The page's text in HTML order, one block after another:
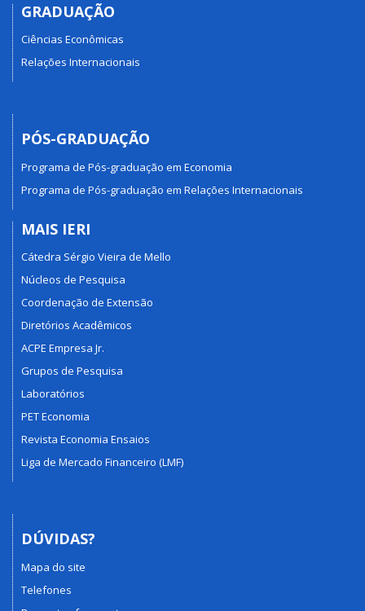
GRADUAÇÃO
Ciências Econômicas
Relações Internacionais
PÓS-GRADUAÇÃO
Programa de Pós-graduação em Economia
Programa de Pós-graduação em Relações Internacionais
MAIS IERI
Cátedra Sérgio Vieira de Mello
Núcleos de Pesquisa
Coordenação de Extensão
Diretórios Acadêmicos
ACPE Empresa Jr.
Grupos de Pesquisa
Laboratórios
PET Economia
Revista Economia Ensaios
Liga de Mercado Financeiro (LMF)
DÚVIDAS?
Mapa do site
Telefones